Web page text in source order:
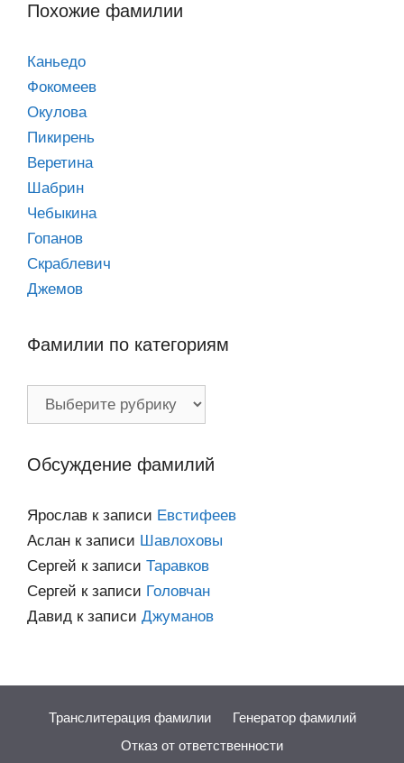
Похожие фамилии
Каньедо
Фокомеев
Окулова
Пикирень
Веретина
Шабрин
Чебыкина
Гопанов
Скраблевич
Джемов
Фамилии по категориям
Фамилии
Обсуждение фамилий
Ярослав к записи Евстифеев
Аслан к записи Шавлоховы
Сергей к записи Таравков
Сергей к записи Головчан
Давид к записи Джуманов
Транслитерация фамилии
Генератор фамилий
Отказ от ответственности